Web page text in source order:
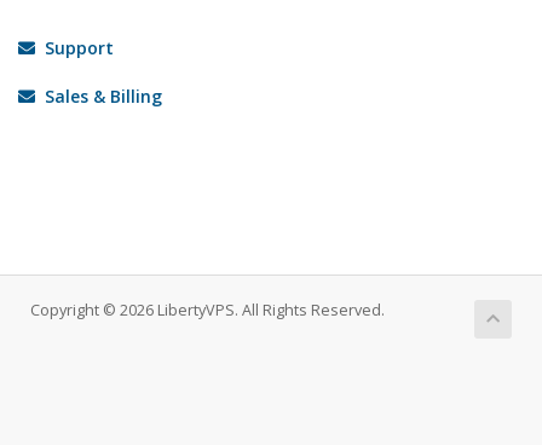
Support
Sales & Billing
Copyright © 2026 LibertyVPS. All Rights Reserved.